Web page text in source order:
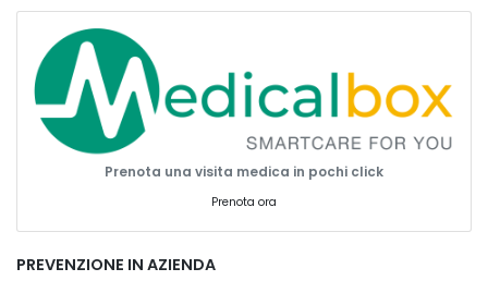
Prenota una visita medica in pochi click
Prenota ora
PREVENZIONE IN AZIENDA